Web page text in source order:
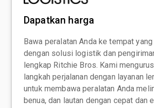
Dapatkan harga
Bawa peralatan Anda ke tempat
dengan solusi logistik dan
lengkap Ritchie Bros. Kami
langkah perjalanan dengan layanan
untuk membawa peralatan Anda
benua, dan lautan dengan cepat dan